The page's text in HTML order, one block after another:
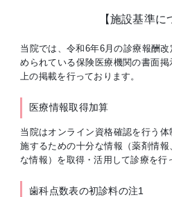
【施設基準に
当院では、令和6年6月の診療報酬
められている保険医療機関の書面
上の掲載を行っております。
医療情報取得加算
当院はオンライン資格確認を行う
施するための十分な情報（薬剤情
な情報）を取得・活用して診療を行
歯科点数表の初診料の注1